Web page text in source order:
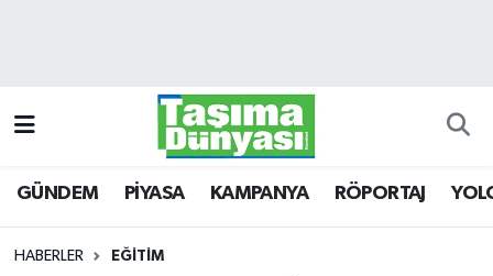
GÜNDEM PİYASA KAMPANYA RÖPORTAJ
HABERLER EĞİTİM
KAMPANYA
RÖPORTAJ
Trafik Durumu
Süper Lig Puan Durumu ve Fikstür
Tüm Manşetler